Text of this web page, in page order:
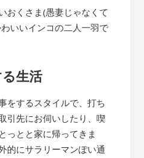
おくさま(愚妻じゃなくて
いいインコの二人一羽で
生活
をするスタイルで、打ち
引先にお伺いしたり、喫
っとと家に帰ってきま
的にサラリーマンぽい通